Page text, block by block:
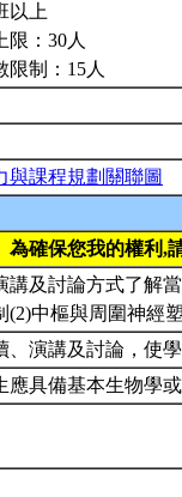
以上
限：30人
限制：15人
與課程規劃關聯圖
為確保您我的權利,
講及討論方式了解
(2)中樞與周圍神經
、演講及討論，使
應具備基本生物學